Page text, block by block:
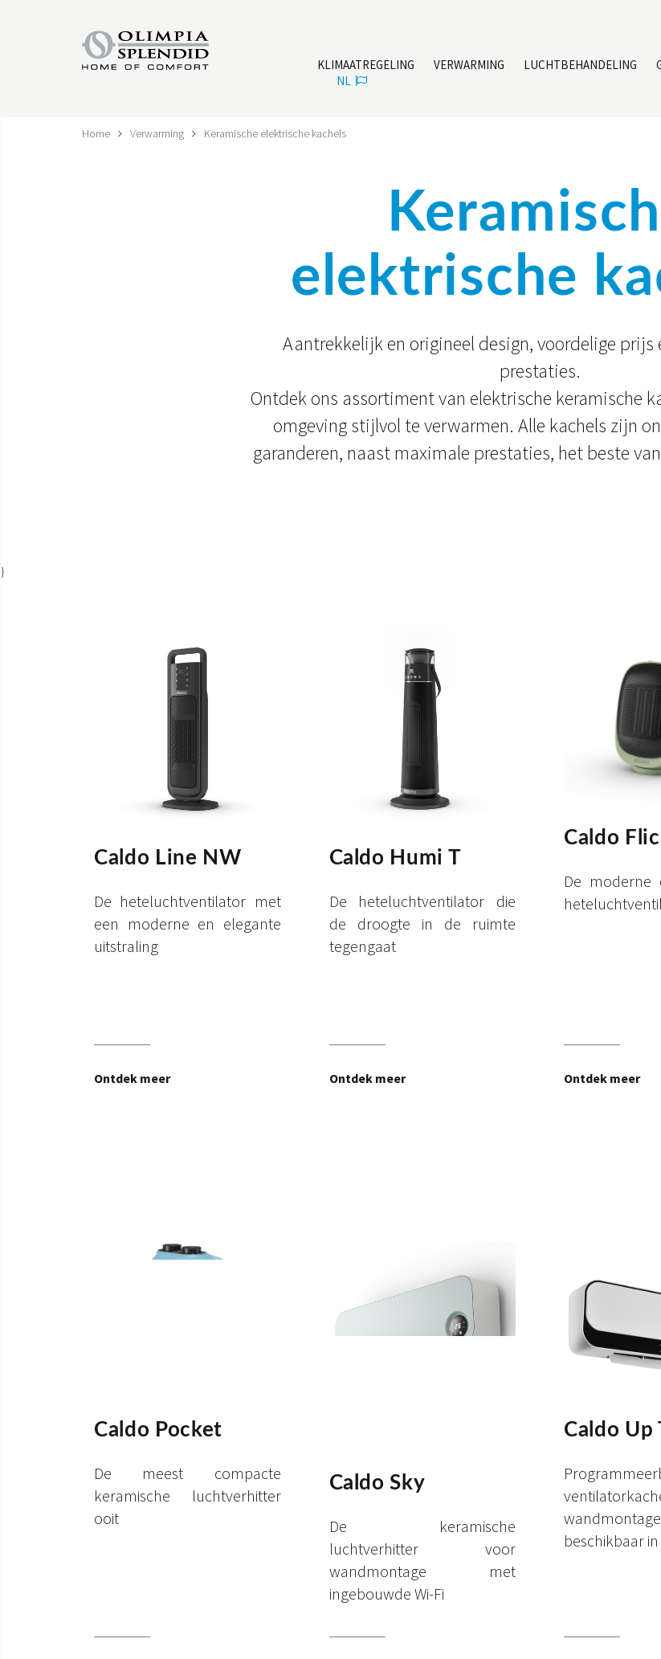
KLIMAATREGELING VERWARMING LUCHTBEHANDELING
NL
Home Verwarming Keramische elektrische kachels
elektrische
Aantrekkelijk en origineel design, voordelige prijs
prestaties.
Ontdek ons assortiment van elektrische keramische
omgeving stijlvol te verwarmen. Alle kachels zijn
garanderen, naast maximale prestaties, het beste
}
Caldo Line NW
De heteluchtventilator met
een moderne en elegante
uitstraling
Ontdek meer
Caldo Humi T
De heteluchtventilator die
de droogte in de ruimte
tegengaat
Ontdek meer
Caldo
De moderne
Ontdek meer
Caldo Pocket
De meest compacte
keramische luchtverhitter
ooit
Caldo Sky
De keramische
luchtverhitter voor
wandmontage met
ingebouwde Wi-Fi
Caldo Up
beschikbaar in